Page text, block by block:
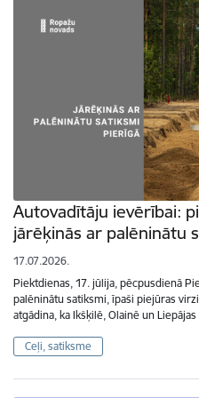
Autovadītāju ievērībai:
jārēķinās ar palēninātu
17.07.2026.
Piektdienas, 17. jūlija, pēcpusdienā
palēninātu satiksmi, īpaši piejūras
atgādina, ka Ikšķilē, Olainē un
Ceļi, satiksme